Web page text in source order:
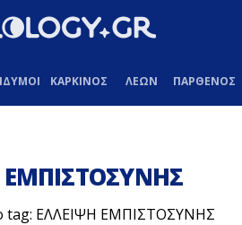
ΚΑΡΚΙΝΟΣ ΛΕΩΝ ΠΑΡΘΕΝΟΣ
ΕΜΠΙΣΤΟΣΥΝΗΣ
tag: ΕΛΛΕΙΨΗ ΕΜΠΙΣΤΟΣΥΝΗΣ